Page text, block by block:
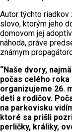
Autor týchto
slovo, ktorým jeho
domovom jej
náhoda, práve
známym
“Naše dvory,
počas celého
organizujeme 26.
deti a rodičov.
na parkovisku
ktoré sa prišli
perličky, králiky,